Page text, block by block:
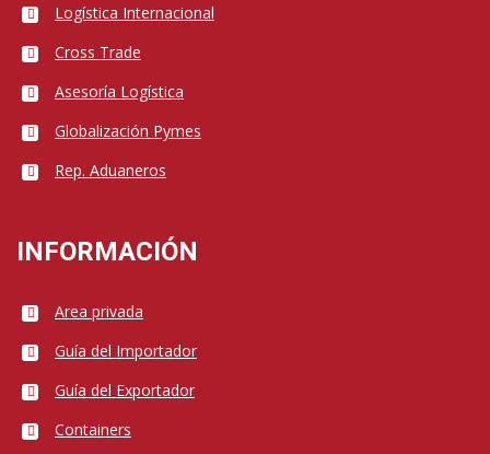
Logística Internacional
Cross Trade
Asesoría Logística
Globalización Pymes
Rep. Aduaneros
INFORMACIÓN
Area privada
Guía del Importador
Guía del Exportador
Containers